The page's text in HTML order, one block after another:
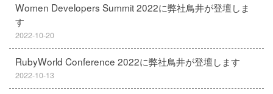
Women Developers Summit 2022に弊社鳥井が登壇しま
す
2022-10-20
RubyWorld Conference 2022に弊社鳥井が登壇します
2022-10-13